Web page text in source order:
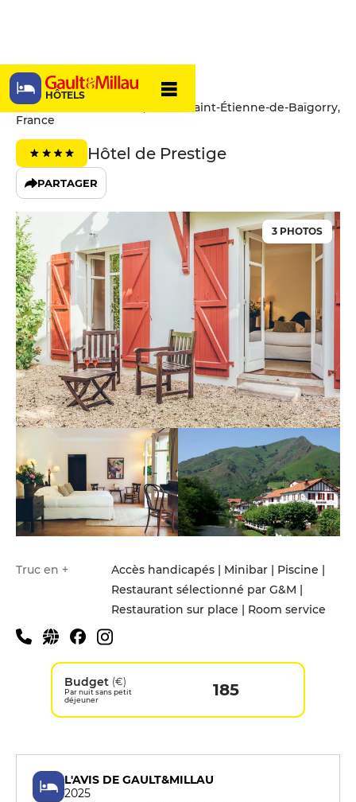
HÔTELS
Hôtel Arcé
630 Mixeleneko Bidea, 64430 Saint-Étienne-de-Baïgorry,
France
Hôtel de Prestige
PARTAGER
3 PHOTOS
Truc en +
Accès handicapés | Minibar | Piscine |
Restaurant sélectionné par G&M |
Restauration sur place | Room service
Budget (€)
Par nuit sans petit
déjeuner
185
L'AVIS DE GAULT&MILLAU
2025